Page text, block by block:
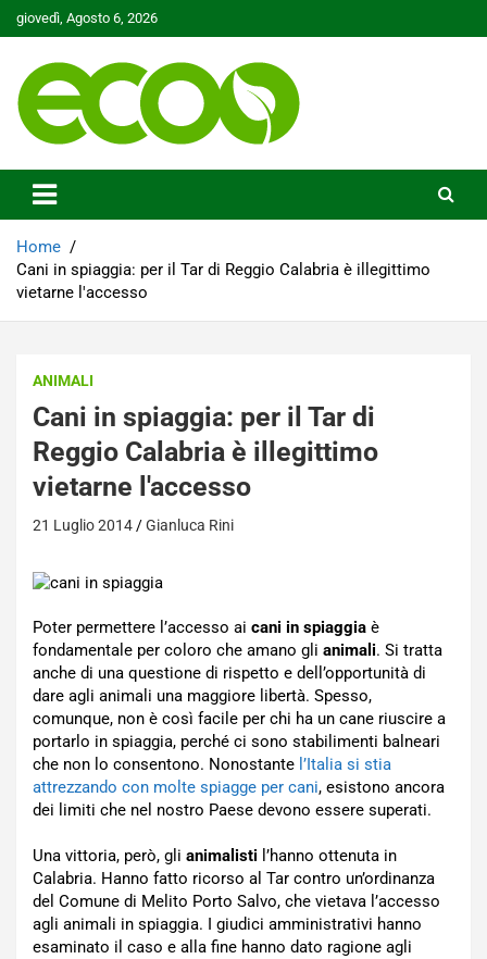
Skip
to
giovedì, Agosto 6, 2026
Ecoo.it
Home
Cani in spiaggia: per il Tar di Reggio Calabria è illegittimo
vietarne l'accesso
ANIMALI
Cani in spiaggia: per il Tar di
Reggio Calabria è illegittimo
vietarne l'accesso
21 Luglio 2014 Gianluca Rini
Poter permettere l’accesso ai cani in spiaggia è
fondamentale per coloro che amano gli animali. Si tratta
anche di una questione di rispetto e dell’opportunità di
dare agli animali una maggiore libertà. Spesso,
comunque, non è così facile per chi ha un cane riuscire a
portarlo in spiaggia, perché ci sono stabilimenti balneari
che non lo consentono. Nonostante l’Italia si stia
attrezzando con molte spiagge per cani, esistono ancora
dei limiti che nel nostro Paese devono essere superati.
Una vittoria, però, gli animalisti l’hanno ottenuta in
Calabria. Hanno fatto ricorso al Tar contro un’ordinanza
del Comune di Melito Porto Salvo, che vietava l’accesso
agli animali in spiaggia. I giudici amministrativi hanno
esaminato il caso e alla fine hanno dato ragione agli